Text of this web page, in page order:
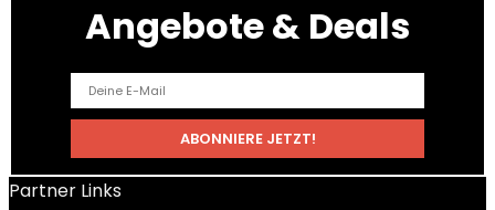
Angebote & Deals
Partner Links